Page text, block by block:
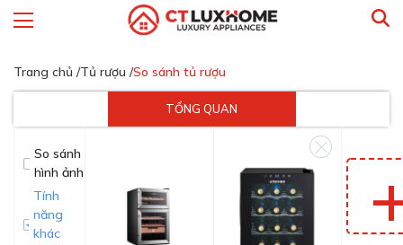
Trang chủ /Tủ rượu /So sánh tủ rượu
TỔNG QUAN
So sánh
hình ảnh
Tính
năng
khác